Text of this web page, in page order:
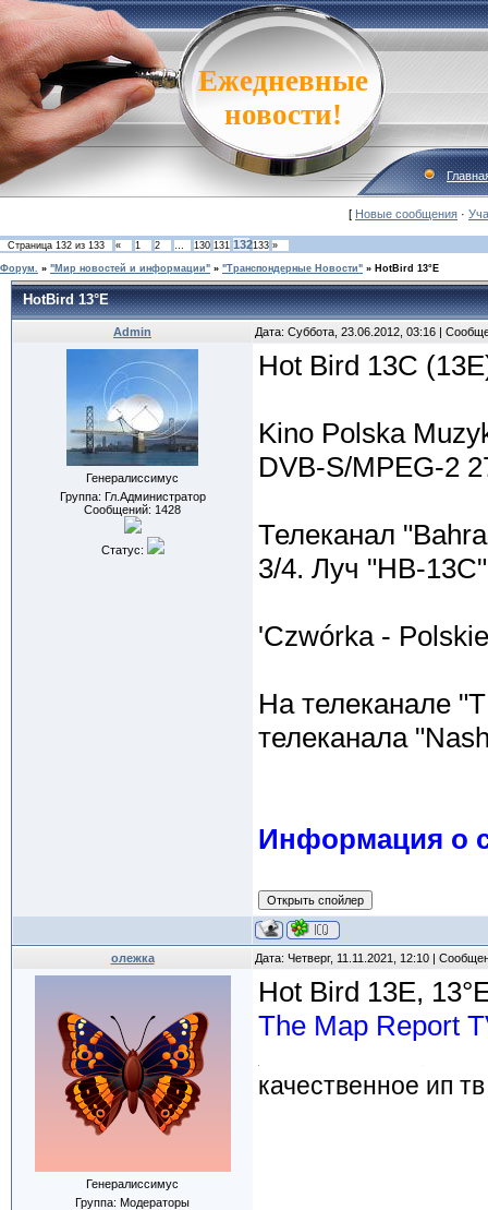
Ежедневные
новости!
[ Новые сообщения ·
Страница 132 из 133 « 1 2 … 130 131 132133 »
Форум. » "Мир новостей и информации" » "Транспондерные Новости" » HotBird 13°E
HotBird 13°E
Admin Дата: Суббота, 23.06.2012, 03:16 |
Генералиссимус
Группа: Гл.Администратор
Сообщений: 1428
Статус:
Hot Bird 13C
Kino Polska
DVB-S/MPEG-2
Телеканал
3/4. Луч "HB-
'Czwórka -
На телеканале
телеканала
Информация о
олежка Дата: Четверг, 11.11.2021, 12:10 |
Генералиссимус
Группа: Модераторы
Hot Bird 13E,
The Map Report
качественное ип